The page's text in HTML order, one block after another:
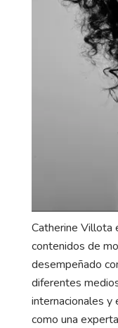
Catherine Villota
contenidos de
desempeñado
diferentes
internacionales y
como una